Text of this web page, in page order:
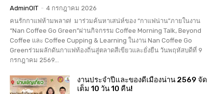
AdminOIT - 4 กรกฎาคม 2026
คนรักกาแฟห้ามพลาด! มาร่วมค้นหาเสน่ห์ของ “กาแฟน่าน”ภายในงาน
“Nan Coffee Go Green”ผ่านกิจกรรม Coffee Morning Talk, Beyond
Coffee และ Coffee Cupping & Learning ในงาน Nan Coffee Go
Greenร่วมผลักดันกาแฟท้องถิ่นสู่ตลาดสีเขียวและยั่งยืน วันพฤหัสบดีที่ 9
กรกฎาคม 2569...
งานประจำปีและของดีเมืองน่าน 2569 จัด
เต็ม 10 วัน 10 คืน!